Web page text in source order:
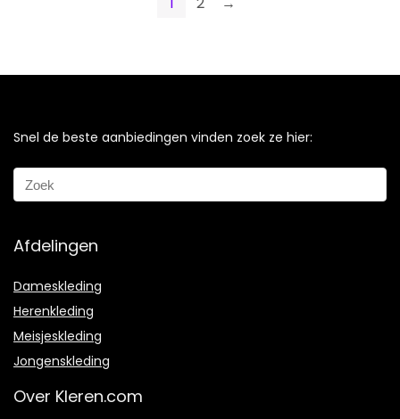
Snel de beste aanbiedingen vinden zoek ze hier:
Afdelingen
Dameskleding
Herenkleding
Meisjeskleding
Jongenskleding
Over Kleren.com